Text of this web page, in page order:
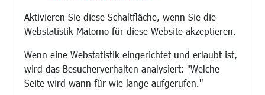
Aktivieren Sie diese Schaltfläche, wenn Sie die
Webstatistik Matomo für diese Website akzeptieren.
Wenn eine Webstatistik eingerichtet und erlaubt ist,
wird das Besucherverhalten analysiert: "Welche
Seite wird wann für wie lange aufgerufen."
Bäder
Musikschule
Stadtbücherei
Stadtarchiv
Museen